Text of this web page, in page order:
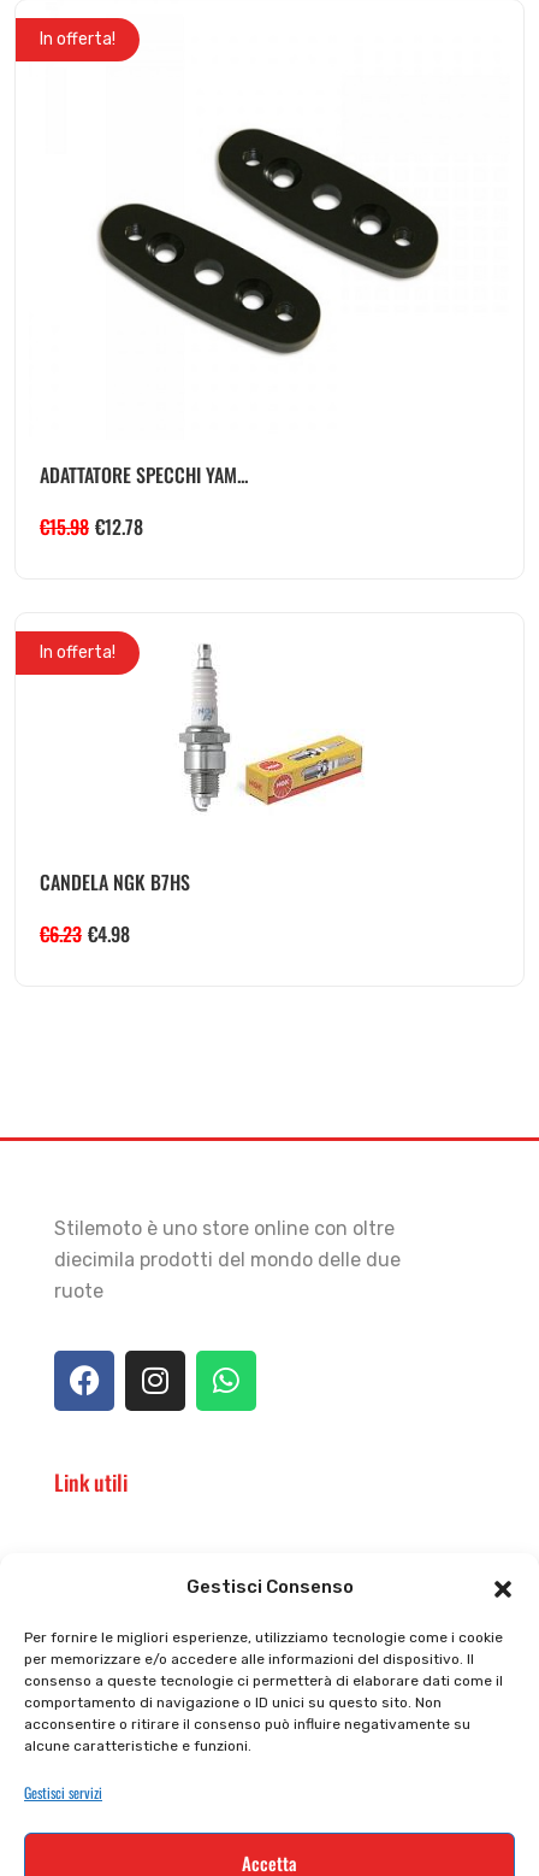
Gestisci Consenso
Per fornire le migliori esperienze, utilizziamo tecnologie come i cookie
per memorizzare e/o accedere alle informazioni del dispositivo. Il
consenso a queste tecnologie ci permetterà di elaborare dati come il
comportamento di navigazione o ID unici su questo sito. Non
acconsentire o ritirare il consenso può influire negativamente su
alcune caratteristiche e funzioni.
Gestisci servizi
Accetta
In offerta!
ADATTATORE SPECCHI YAM...
€15.98 €12.78
In offerta!
CANDELA NGK B7HS
€6.23 €4.98
Stilemoto è uno store online con oltre
diecimila prodotti del mondo delle due
ruote
Link utili
Privacy policy
Cookie policy
Tutti prodotti
Termini e condizioni